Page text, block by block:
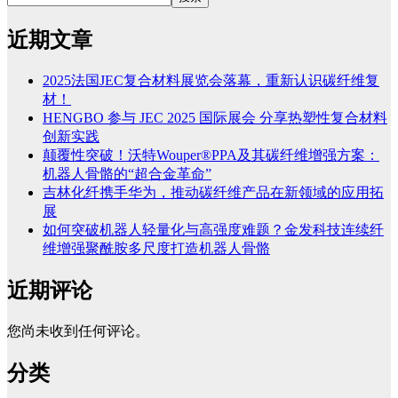
近期文章
2025法国JEC复合材料展览会落幕，重新认识碳纤维复
材！
HENGBO 参与 JEC 2025 国际展会 分享热塑性复合材料
创新实践
颠覆性突破！沃特Wouper®PPA及其碳纤维增强方案：
机器人骨骼的“超合金革命”
吉林化纤携手华为，推动碳纤维产品在新领域的应用拓
展
如何突破机器人轻量化与高强度难题？金发科技连续纤
维增强聚酰胺多尺度打造机器人骨骼
近期评论
您尚未收到任何评论。
分类